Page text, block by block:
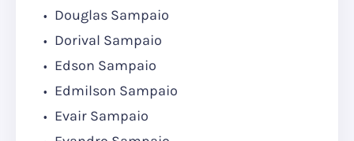
Douglas Sampaio
Dorival Sampaio
Edson Sampaio
Edmilson Sampaio
Evair Sampaio